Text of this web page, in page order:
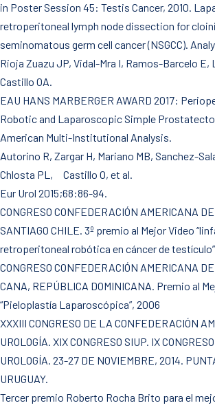
in Poster Session 45: Testis Cancer, 2010.
retroperitoneal lymph node dissection for
seminomatous germ cell cancer (NSGCC).
Rioja Zuazu JP, Vidal-Mra I, Ramos-Barcelo E,
Castillo OA.
EAU HANS MARBERGER AWARD 2017:
Robotic and Laparoscopic Simple
American Multi-Institutional Analysis.
Autorino R, Zargar H, Mariano MB, Sanchez-
Chlosta PL, Castillo O, et al.
Eur Urol 2015;68:86-94.
CONGRESO CONFEDERACIÓN AMERICANA
SANTIAGO CHILE. 3º premio al Mejor Video
retroperitoneal robótica en cáncer de
CONGRESO CONFEDERACIÓN AMERICANA
CANA, REPÚBLICA DOMINICANA. Premio al
“Pieloplastía Laparoscópica”, 2006
XXXIII CONGRESO DE LA CONFEDERACIÓN
UROLOGÍA. XIX CONGRESO SIUP. IX
UROLOGÍA. 23-27 DE NOVIEMBRE, 2014.
URUGUAY.
Tercer premio Roberto Rocha Brito para el